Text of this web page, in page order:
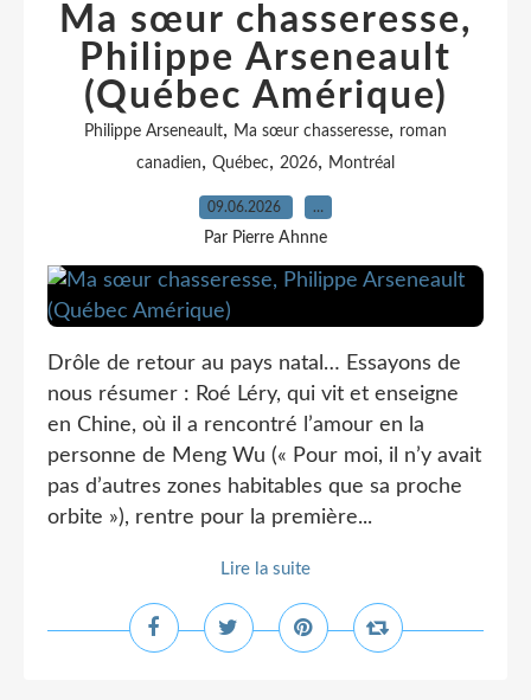
Ma sœur chasseresse,
Philippe Arseneault
(Québec Amérique)
Philippe Arseneault, Ma sœur chasseresse, roman
canadien, Québec, 2026, Montréal
09.06.2026 …
Par Pierre Ahnne
Drôle de retour au pays natal… Essayons de
nous résumer : Roé Léry, qui vit et enseigne
en Chine, où il a rencontré l’amour en la
personne de Meng Wu (« Pour moi, il n’y avait
pas d’autres zones habitables que sa proche
orbite »), rentre pour la première...
Lire la suite